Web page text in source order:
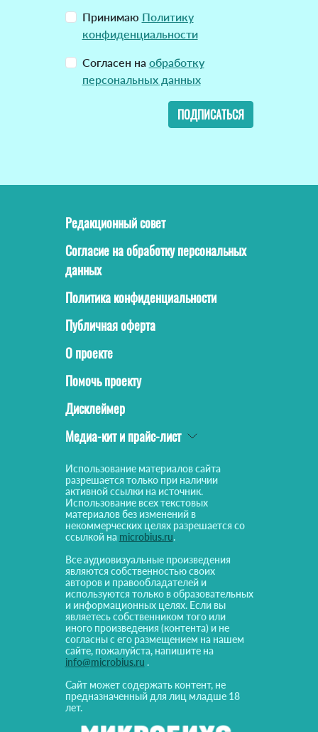
Принимаю Политику
конфиденциальности
Согласен на обработку
персональных данных
ПОДПИСАТЬСЯ
Редакционный совет
Согласие на обработку персональных
данных
Политика конфиденциальности
Публичная оферта
О проекте
Помочь проекту
Дисклеймер
Медиа-кит и прайс-лист
Использование материалов сайта
разрешается только при наличии
активной ссылки на источник.
Использование всех текстовых
материалов без изменений в
некоммерческих целях разрешается со
ссылкой на microbius.ru.
Все аудиовизуальные произведения
являются собственностью своих
авторов и правообладателей и
используются только в образовательных
и информационных целях. Если вы
являетесь собственником того или
иного произведения (контента) и не
согласны с его размещением на нашем
сайте, пожалуйста, напишите на
info@microbius.ru .
Сайт может содержать контент, не
предназначенный для лиц младше 18
лет.